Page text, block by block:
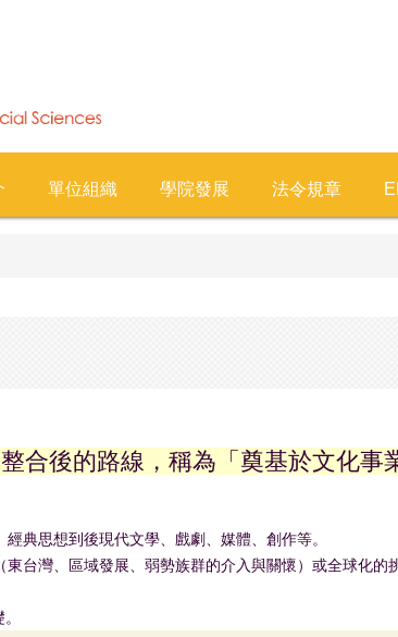
單位組織 學院發展 法令規章
合後的路線，稱為「奠基於文化事
典思想到後現代文學、戲劇、媒體、創作等。
台灣、區域發展、弱勢族群的介入與關懷）或全球化的